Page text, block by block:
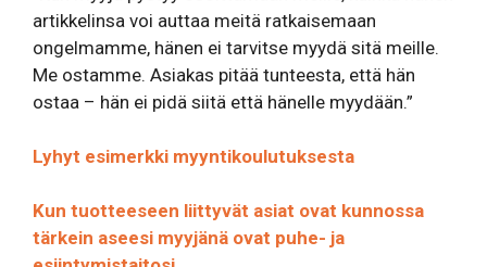
artikkelinsa voi auttaa meitä ratkaisemaan
ongelmamme, hänen ei tarvitse myydä sitä meille.
Me ostamme. Asiakas pitää tunteesta, että hän
ostaa – hän ei pidä siitä että hänelle myydään.”
Lyhyt esimerkki myyntikoulutuksesta
Kun tuotteeseen liittyvät asiat ovat kunnossa
tärkein aseesi myyjänä ovat puhe- ja